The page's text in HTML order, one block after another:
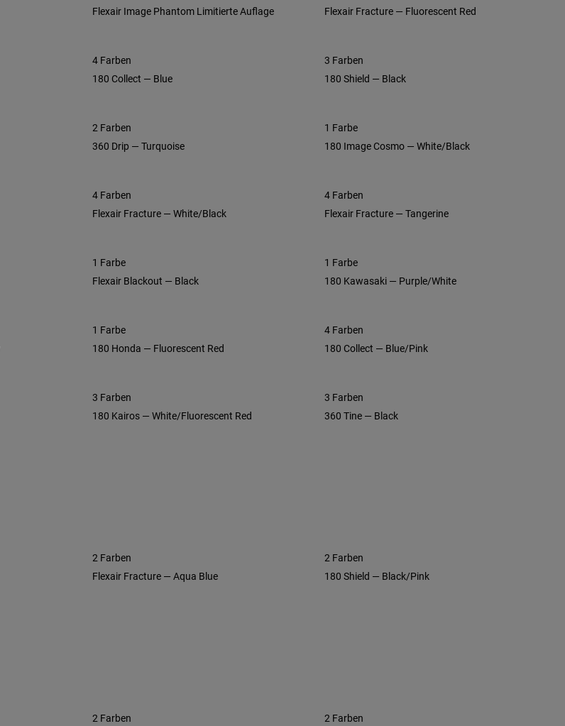
Flexair Image Phantom Limitierte Auflage
Flexair Fracture — Fluorescent Red
4 Farben
180 Collect — Blue
3 Farben
180 Shield — Black
2 Farben
360 Drip — Turquoise
1 Farbe
180 Image Cosmo — White/Black
4 Farben
Flexair Fracture — White/Black
4 Farben
Flexair Fracture — Tangerine
1 Farbe
Flexair Blackout — Black
1 Farbe
180 Kawasaki — Purple/White
1 Farbe
180 Honda — Fluorescent Red
4 Farben
180 Collect — Blue/Pink
3 Farben
180 Kairos — White/Fluorescent Red
3 Farben
360 Tine — Black
2 Farben
Flexair Fracture — Aqua Blue
2 Farben
180 Shield — Black/Pink
2 Farben
2 Farben